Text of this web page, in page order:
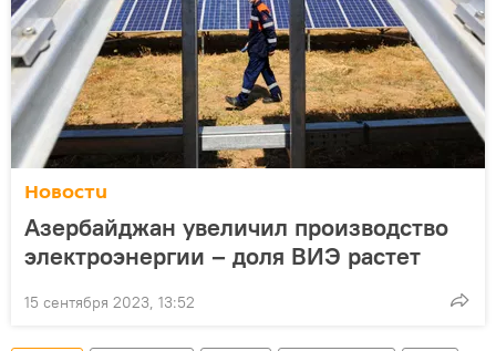
Новости
Азербайджан увеличил производство
электроэнергии – доля ВИЭ растет
15 сентября 2023, 13:52